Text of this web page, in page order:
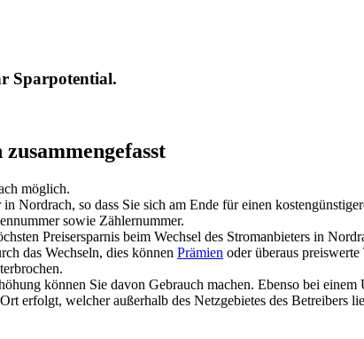
Sparpotential.
möglich.
so dass Sie sich am Ende für einen
sowie Zählernummer.
Preisersparnis beim Wechsel des Stromanbieters in
das Wechseln, dies können Prämien oder überaus preiswerte
können Sie davon Gebrauch machen. Ebenso bei
erfolgt, welcher außerhalb des Netzgebietes des Betreibers